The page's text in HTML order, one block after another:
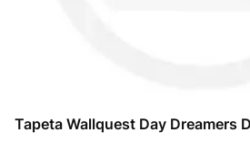
Tapeta Wallquest Day Dreamers